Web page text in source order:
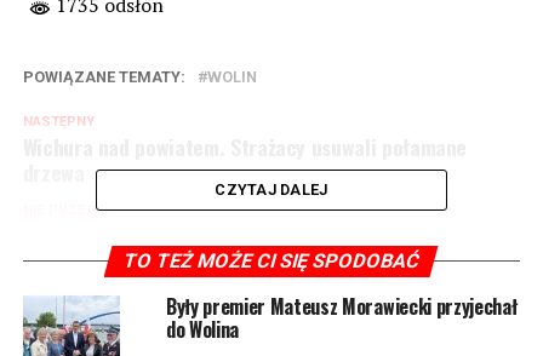
POWIĄZANE TEMATY: WOLIN
NASTĘPNY
NIE PRZEGAP
CZYTAJ DALEJ
TO TEŻ MOŻE CI SIĘ SPODOBAĆ
Były premier Mateusz Morawiecki przyjechał
do Wolina